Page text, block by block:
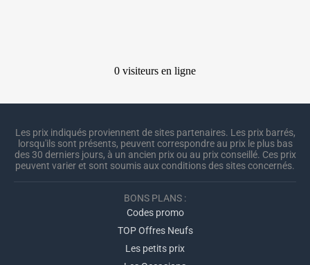
Les prix indiqués proviennent de sites partenaires. Les prix barrés,
lorsqu'ils sont présents, peuvent correspondre au prix le plus bas
des 30 derniers jours, à un ancien prix ou au prix conseillé. Ces prix
peuvent varier et sont soumis aux conditions des sites concernés.
BONS PLANS :
Codes promo
TOP Offres Neufs
Les petits prix